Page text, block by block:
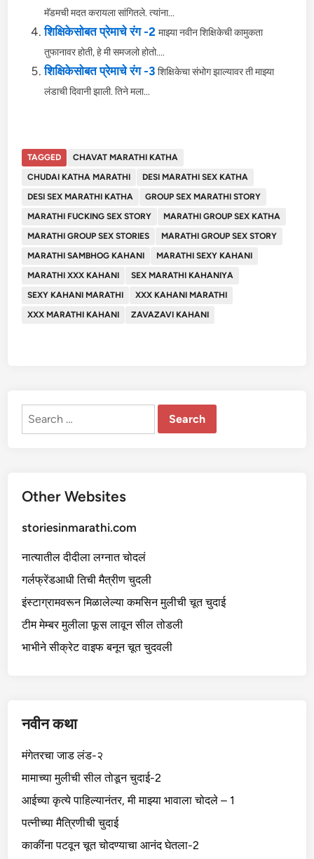
मॅडमची मदत करायला सांगितले. त्यांना...
शिक्षिकेसोबत प्रेमाचे रंग -2 माझ्या नवीन शिक्षिकेची कामुकता
तुफानावर होती, हे मी समजलो होतो....
शिक्षिकेसोबत प्रेमाचे रंग -3 शिक्षिकेचा संभोग झाल्यावर ती माझ्या
लंडाची दिवानी झाली. तिने मला...
TAGGED
CHAVAT MARATHI KATHA
CHUDAI KATHA MARATHI
DESI MARATHI SEX KATHA
DESI SEX MARATHI KATHA
GROUP SEX MARATHI STORY
MARATHI FUCKING SEX STORY
MARATHI GROUP SEX KATHA
MARATHI GROUP SEX STORIES
MARATHI GROUP SEX STORY
MARATHI SAMBHOG KAHANI
MARATHI SEXY KAHANI
MARATHI XXX KAHANI
SEX MARATHI KAHANIYA
SEXY KAHANI MARATHI
XXX KAHANI MARATHI
XXX MARATHI KAHANI
ZAVAZAVI KAHANI
Search
Other Websites
storiesinmarathi.com
नात्यातील दीदीला लग्नात चोदलं
गर्लफ्रेंडआधी तिची मैत्रीण चुदली
इंस्टाग्रामवरून मिळालेल्या कमसिन मुलीची चूत चुदाई
टीम मेम्बर मुलीला फूस लावून सील तोडली
भाभीने सीक्रेट वाइफ बनून चूत चुदवली
नवीन कथा
मंगेतरचा जाड लंड-२
मामाच्या मुलीची सील तोडून चुदाई-2
आईच्या कृत्ये पाहिल्यानंतर, मी माझ्या भावाला चोदले – 1
पत्नीच्या मैत्रिणीची चुदाई
काकींना पटवून चूत चोदण्याचा आनंद घेतला-2